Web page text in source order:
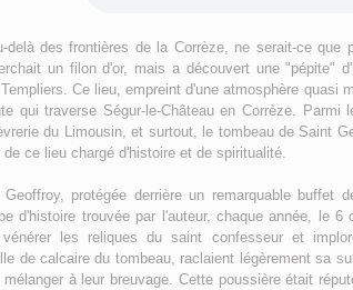
delà des frontières de la Corrèze, ne serait-ce que
un filon d'or, mais a découvert une "pépite"
Ce lieu, empreint d'une atmosphère quasi
qui traverse Ségur-le-Château en Corrèze. Parmi
du Limousin, et surtout, le tombeau de Saint
ce lieu chargé d'histoire et de spiritualité.
protégée derrière un remarquable buffet
d'histoire trouvée par l'auteur, chaque année, le
les reliques du saint confesseur et
de calcaire du tombeau, raclaient légèrement sa
à leur breuvage. Cette poussière était